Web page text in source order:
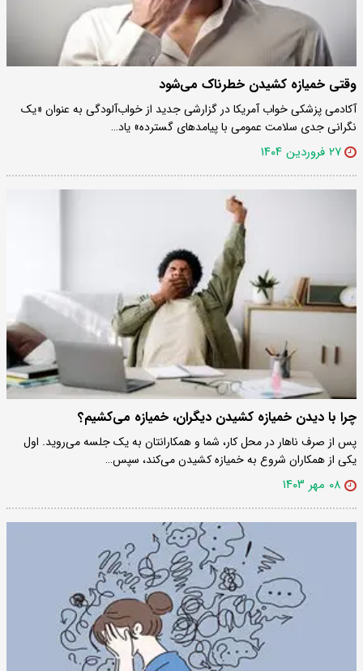
وقتی خمیازه کشیدن خطرناک‌ می‌شود
آکادمی پزشکی خواب آمریکا در گزارشی جدید از خواب‌آلودگی به عنوان «یک
نگرانی جدی سلامت عمومی با پیامدهای گسترده» یاد…
۲۷ فروردین ۱۴۰۴
چرا با دیدن خمیازه کشیدن دیگران، خمیازه می‌کشیم؟
پس از صرف ناهار در محل کار، شما و همکارانتان به یک جلسه می‌روید. اول
یکی از همکاران شروع به خمیازه کشیدن می‌کند، سپس…
۰۸ مهر ۱۴۰۳